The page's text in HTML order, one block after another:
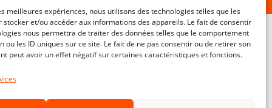
meilleures expériences, nous utilisons des technologies telles que les
stocker et/ou accéder aux informations des appareils. Le fait de consentir
nous permettra de traiter des données telles que le comportement
ou les ID uniques sur ce site. Le fait de ne pas consentir ou de retirer son
peut avoir un effet négatif sur certaines caractéristiques et fonctions.
Customer service